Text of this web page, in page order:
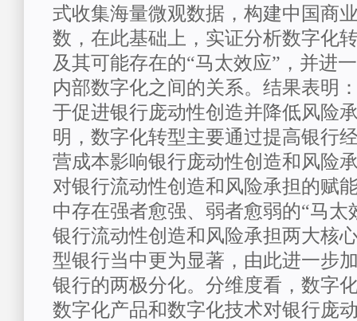
式收集海量微观数据，构建中国商
数，在此基础上，实证分析数字化
及其可能存在的“马太效应”，并进
内部数字化之间的关系。结果表明
于促进银行庞动性创造并降低风险
明，数字化转型主要通过提高银行
营成本影响银行庞动性创造和风险
对银行流动性创造和风险承担的赋
中存在强者愈强、弱者愈弱的“马太
银行流动性创造和风险承担两大核
型银行当中更为显著，由此进一步
银行的两极分化。分维度看，数字
数字化产品和数字化技术对银行庞